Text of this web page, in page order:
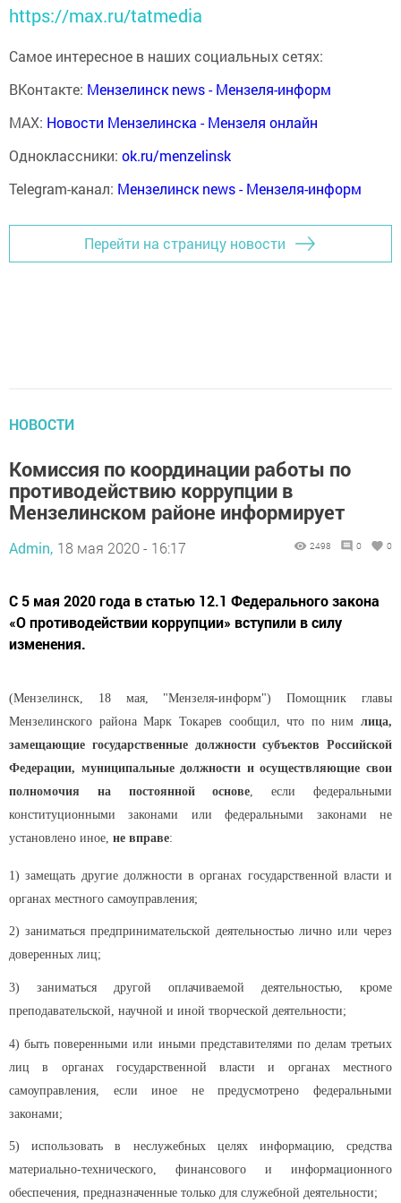
https://max.ru/tatmedia
Самое интересное в наших социальных сетях:
ВКонтакте: Мензелинск news - Мензеля-информ
MAX: Новости Мензелинска - Мензеля онлайн
Одноклассники: ok.ru/menzelinsk
Telegram-канал: Мензелинск news - Мензеля-информ
Перейти на страницу новости
НОВОСТИ
Комиссия по координации работы по
противодействию коррупции в
Мензелинском районе информирует
Admin, 18 мая 2020 - 16:17 2498 0 0
С 5 мая 2020 года в статью 12.1 Федерального закона
«О противодействии коррупции» вступили в силу
изменения.
(Мензелинск, 18 мая, "Мензеля-информ") Помощник главы
Мензелинского района Марк Токарев сообщил, что по ним лица,
замещающие государственные должности субъектов Российской
Федерации, муниципальные должности и осуществляющие свои
полномочия на постоянной основе , если федеральными
конституционными законами или федеральными законами не
установлено иное, не вправе:
1) замещать другие должности в органах государственной власти и
органах местного самоуправления;
2) заниматься предпринимательской деятельностью лично или через
доверенных лиц;
3) заниматься другой оплачиваемой деятельностью, кроме
преподавательской, научной и иной творческой деятельности;
4) быть поверенными или иными представителями по делам третьих
лиц в органах государственной власти и органах местного
самоуправления, если иное не предусмотрено федеральными
законами;
5) использовать в неслужебных целях информацию, средства
материально-технического, финансового и информационного
обеспечения, предназначенные только для служебной деятельности;